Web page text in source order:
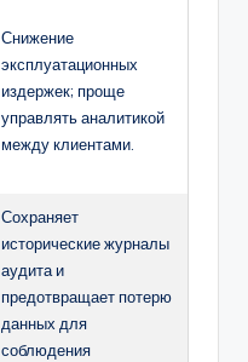
Снижение
эксплуатационных
издержек; проще
управлять аналитикой
между клиентами.
Сохраняет
исторические журналы
аудита и
предотвращает потерю
данных для
соблюдения